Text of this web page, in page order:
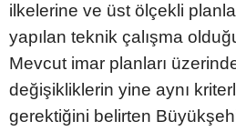
ilkelerine ve üst ölçekli
yapılan teknik çalışma
Mevcut imar planları
değişikliklerin yine aynı
gerektiğini belirten